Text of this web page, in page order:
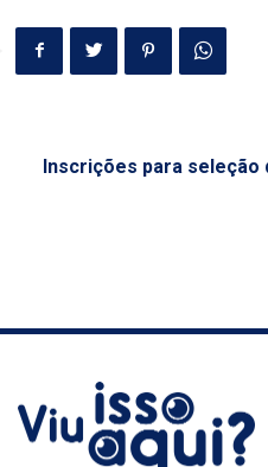
Inscrições para seleção